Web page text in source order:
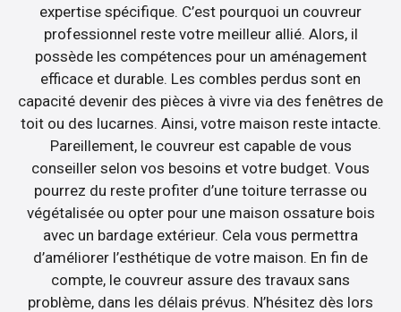
expertise spécifique. C’est pourquoi un couvreur
professionnel reste votre meilleur allié. Alors, il
possède les compétences pour un aménagement
efficace et durable. Les combles perdus sont en
capacité devenir des pièces à vivre via des fenêtres de
toit ou des lucarnes. Ainsi, votre maison reste intacte.
Pareillement, le couvreur est capable de vous
conseiller selon vos besoins et votre budget. Vous
pourrez du reste profiter d’une toiture terrasse ou
végétalisée ou opter pour une maison ossature bois
avec un bardage extérieur. Cela vous permettra
d’améliorer l’esthétique de votre maison. En fin de
compte, le couvreur assure des travaux sans
problème, dans les délais prévus. N’hésitez dès lors